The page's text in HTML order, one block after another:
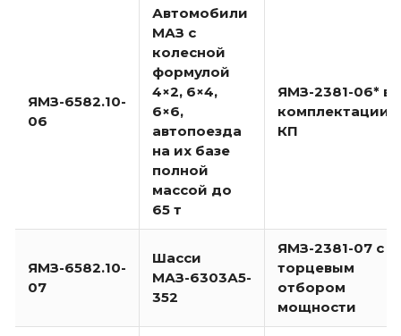
ЯМЗ-6582.10-
06
Автомобили
МАЗ с
колесной
формулой
4×2, 6×4,
6×6,
автопоезда
на их базе
полной
массой до
65 т
ЯМЗ-2381-06* в
комплектации с
КП
ЯМЗ-6582.10-
07
Шасси
МАЗ-6303А5-
352
ЯМЗ-2381-07 с
торцевым
отбором
мощности